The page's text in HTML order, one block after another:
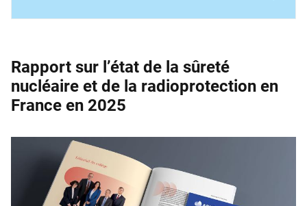
Rapport sur l’état de la sûreté
nucléaire et de la ­radioprotection en
France en 2025